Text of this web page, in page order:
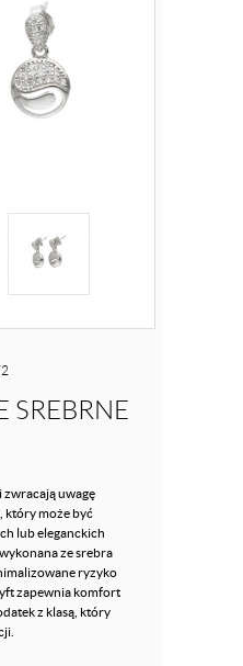
SREBRNE
uwagę
który może być
lub eleganckich
ze srebra
ryzyko
zapewnia komfort
z klasą, który